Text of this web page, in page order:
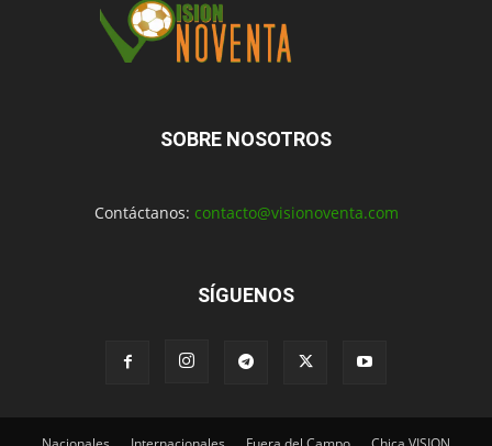
SOBRE NOSOTROS
Contáctanos: contacto@visionoventa.com
SÍGUENOS